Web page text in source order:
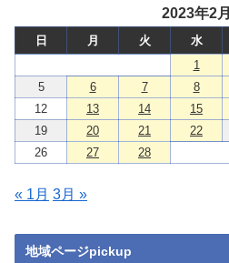
2023年2月
日 月 火 水
1
5
6 7 8
12
13 14 15
19
20 21 22
26
27 28
« 1月 3月 »
地域ページpickup